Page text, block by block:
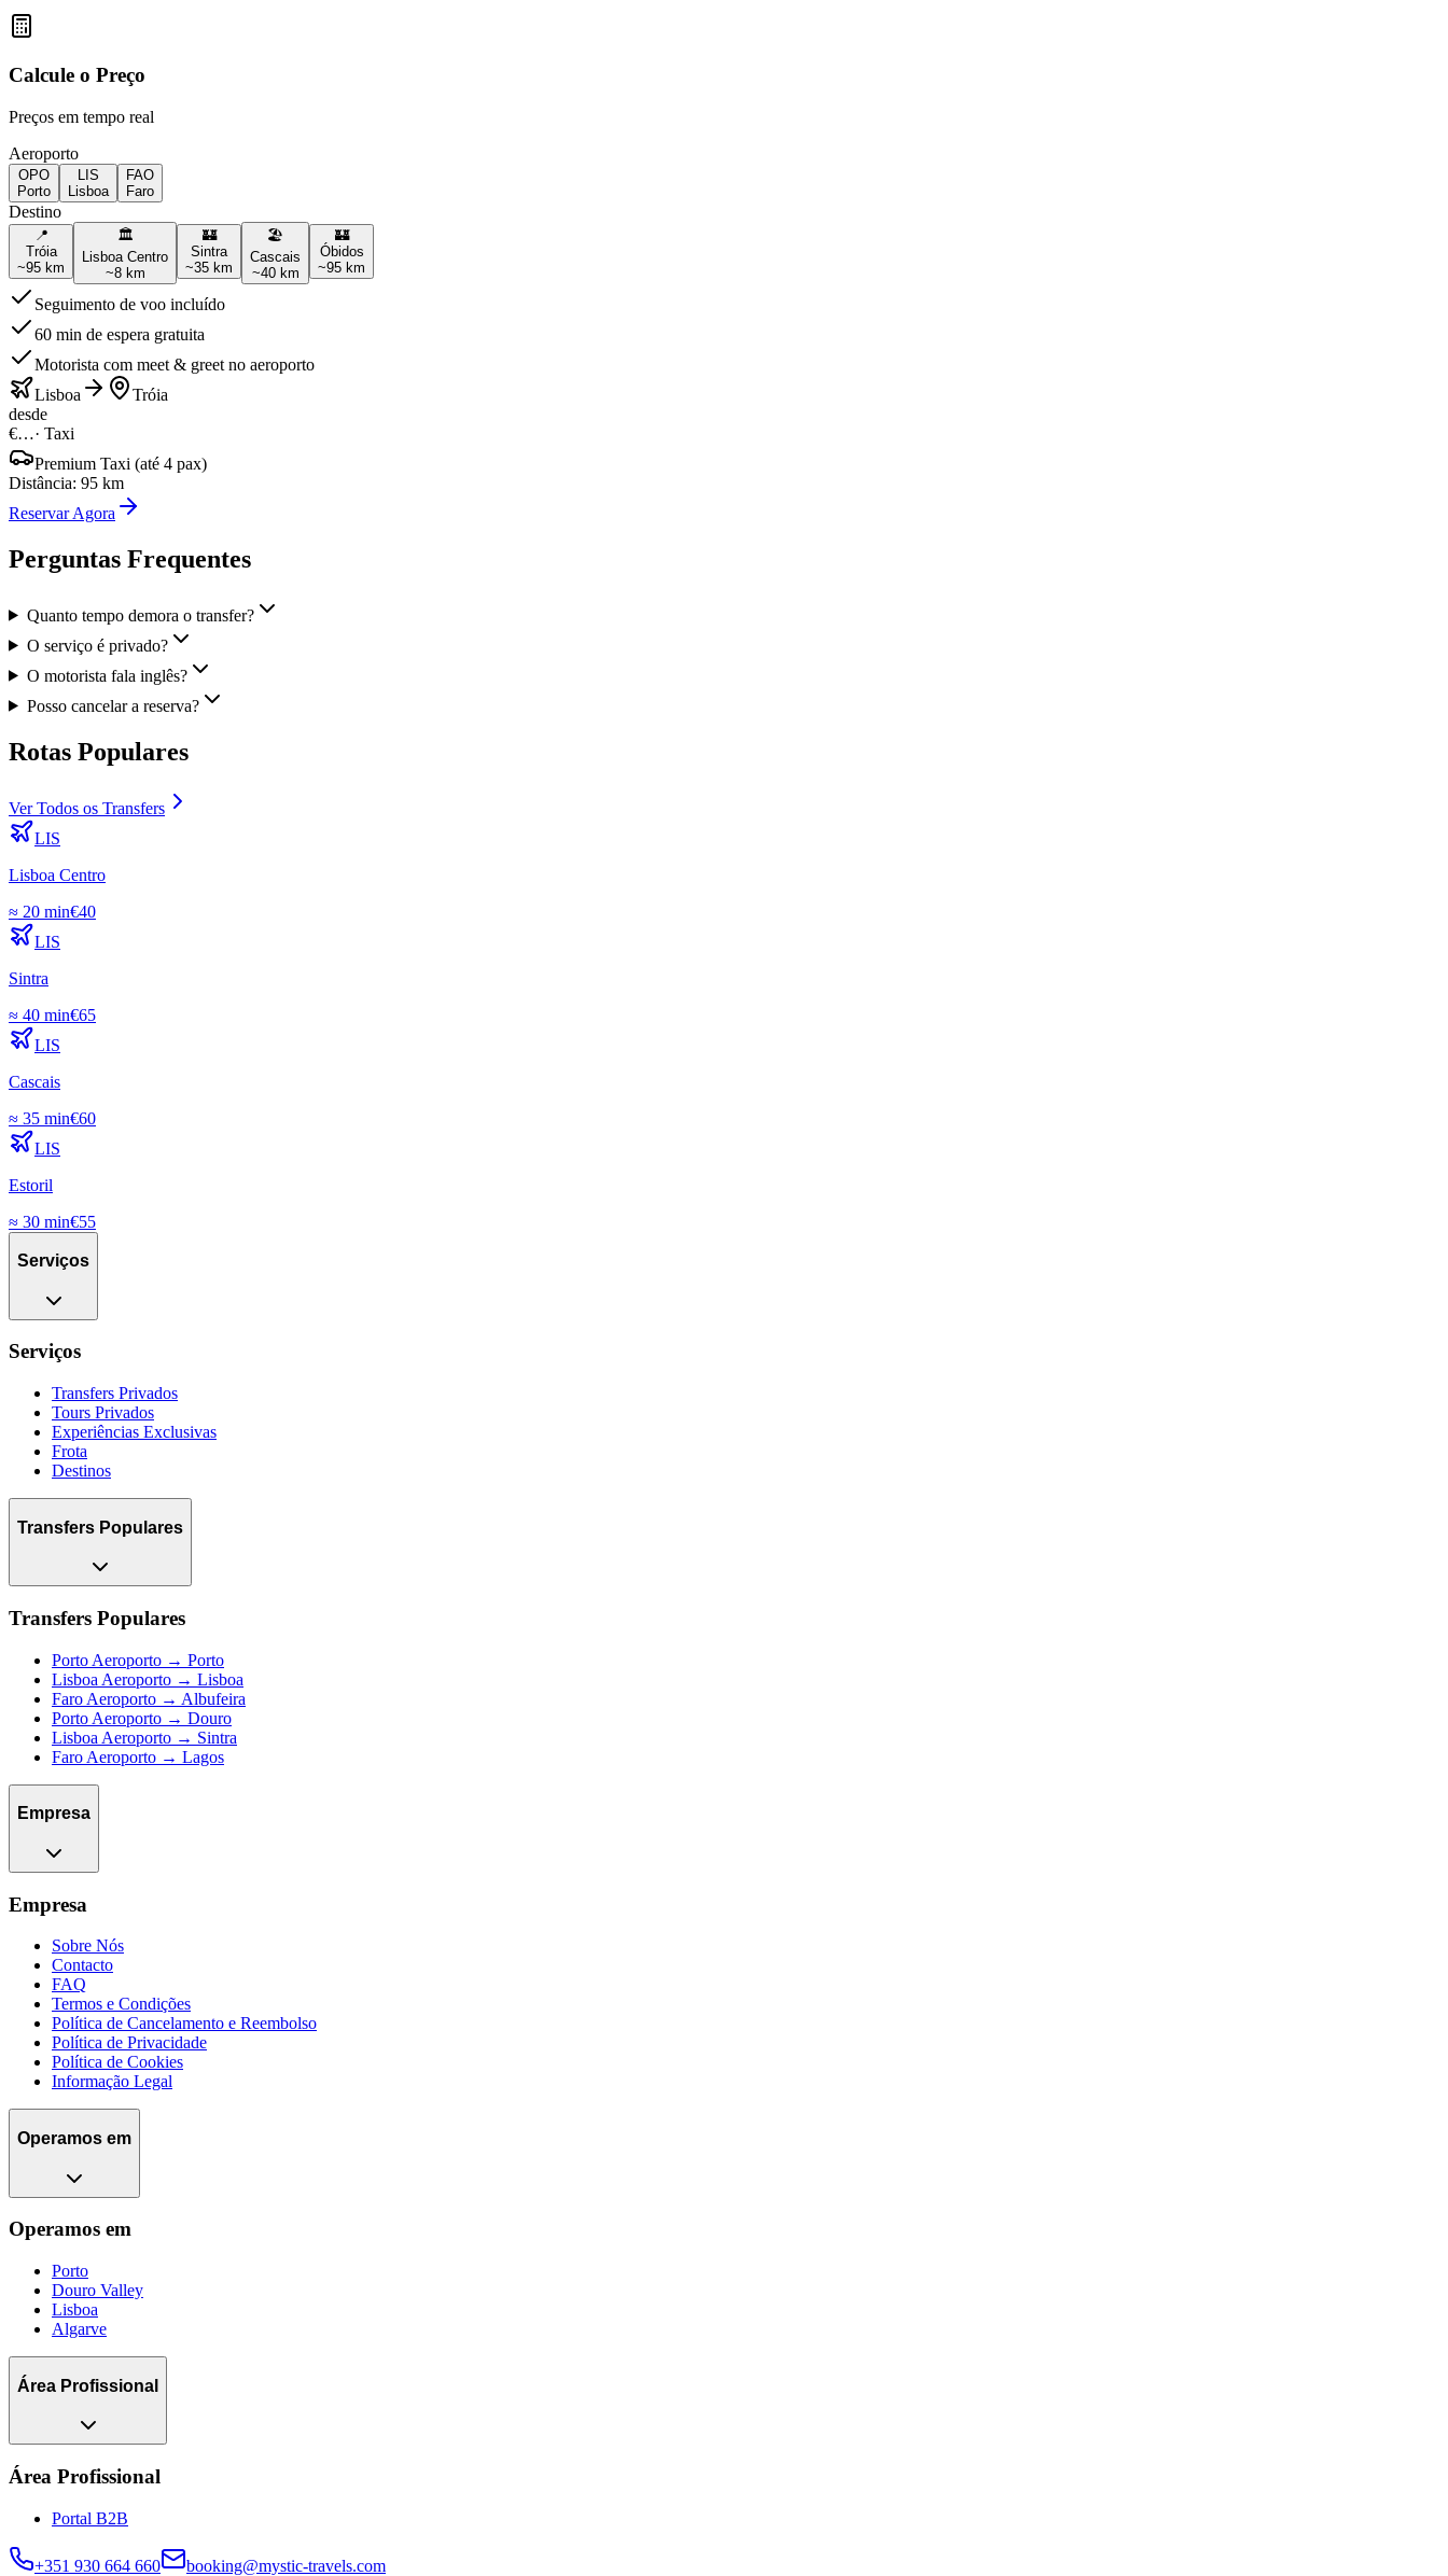
Calcule o Preço
Preços em tempo real
Aeroporto
OPO
Porto
LIS
Lisboa
FAO
Faro
Destino
📍
Tróia
~95 km
🏛️
Lisboa Centro
~8km
🏰
Sintra
~35 km
🏖️
Cascais
~40km
🏰
Óbidos
~95 km
Seguimento de voo incluído
60 min de espera gratuita
Motorista com meet & greet no aeroporto
Lisboa
Tróia
desde
€…· Taxi
Premium Taxi (até 4 pax)
Distância: 95 km
Reservar Agora
Perguntas Frequentes
Quanto tempo demora o transfer?
O serviço é privado?
O motorista fala inglês?
Posso cancelar a reserva?
Rotas Populares
Ver Todos os Transfers
LIS
Lisboa Centro
≈ 20 min€40
LIS
Sintra
≈ 40 min€65
LIS
Cascais
≈ 35 min€60
LIS
Estoril
≈ 30 min€55
Serviços
Serviços
Transfers Privados
Tours Privados
Experiências Exclusivas
Frota
Destinos
Transfers Populares
Transfers Populares
Porto Aeroporto → Porto
Lisboa Aeroporto → Lisboa
Faro Aeroporto → Albufeira
Porto Aeroporto → Douro
Lisboa Aeroporto → Sintra
Faro Aeroporto → Lagos
Empresa
Empresa
Sobre Nós
Contacto
FAQ
Termos e Condições
Política de Cancelamento e Reembolso
Política de Privacidade
Política de Cookies
Informação Legal
Operamos em
Operamos em
Porto
Douro Valley
Lisboa
Algarve
Área Profissional
Área Profissional
Portal B2B
+351 930 664 660 booking@mystic-travels.com